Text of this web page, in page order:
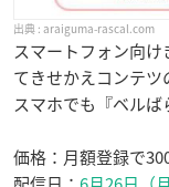
araiguma-rascal.com
スマートフォン向
てきせかえコンテツ
スマホでも『ベルば
価格：月額登録で